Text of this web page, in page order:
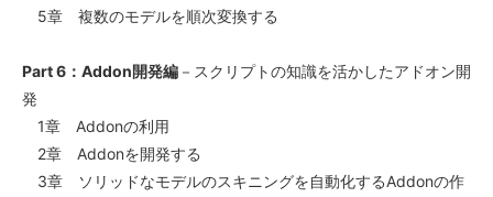
5章 複数のモデルを順次変換する
Part 6：Addon開発編 －スクリプトの知識を活かしたアドオン開
発
1章 Addonの利用
2章 Addonを開発する
3章 ソリッドなモデルのスキニングを自動化するAddonの作